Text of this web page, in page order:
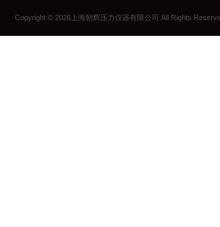
Copyright © 2026上海朝辉压力仪器有限公司 All Rights